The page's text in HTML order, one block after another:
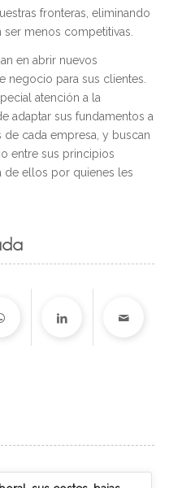
fronteras, eliminando
menos competitivas.
en abrir nuevos
negocio para sus clientes.
atención a la
adaptar sus fundamentos a
de cada empresa, y buscan
entre sus principios
de ellos por quienes les